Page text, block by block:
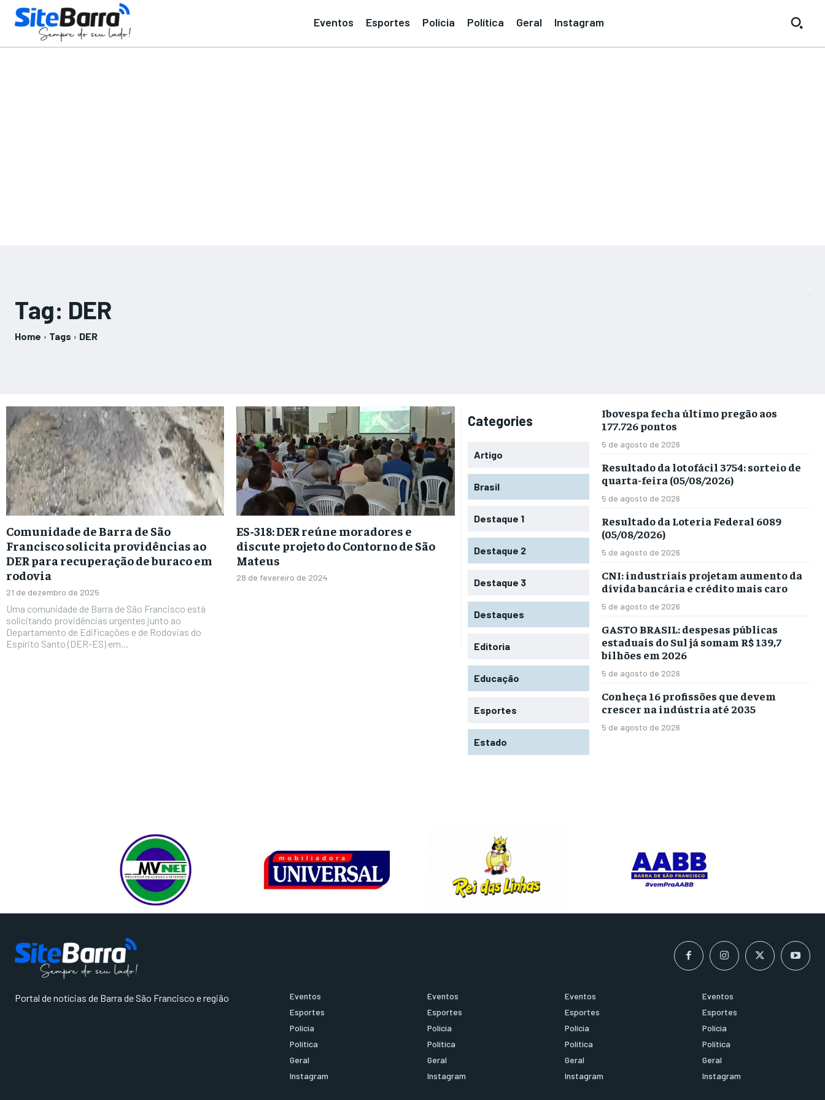
Eventos Esportes Polícia Política Geral Instagram
Tag: DER
Home Tags DER
Comunidade de Barra de São
Francisco solicita providências ao
DER para recuperação de buraco em
rodovia
21 de dezembro de 2025
Uma comunidade de Barra de São Francisco está
solicitando providências urgentes junto ao
Departamento de Edificações e de Rodovias do
Espírito Santo (DER-ES) em...
ES-318: DER reúne moradores e
discute projeto do Contorno de São
Mateus
28 de fevereiro de 2024
Categories
Artigo
Brasil
Destaque 1
Destaque 2
Destaque 3
Destaques
Editoria
Educação
Esportes
Estado
Ibovespa fecha último pregão aos
177.726 pontos
5 de agosto de 2026
Resultado da lotofácil 3754: sorteio de
quarta-feira (05/08/2026)
5 de agosto de 2026
Resultado da Loteria Federal 6089
(05/08/2026)
5 de agosto de 2026
CNI: industriais projetam aumento da
dívida bancária e crédito mais caro
5 de agosto de 2026
GASTO BRASIL: despesas públicas
estaduais do Sul já somam R$ 139,7
bilhões em 2026
5 de agosto de 2026
Conheça 16 profissões que devem
crescer na indústria até 2035
5 de agosto de 2026
Portal de notícias de Barra de São Francisco e região
Eventos
Esportes
Polícia
Política
Geral
Instagram
Eventos
Esportes
Polícia
Política
Geral
Instagram
Eventos
Esportes
Polícia
Política
Geral
Instagram
Eventos
Esportes
Polícia
Política
Geral
Instagram